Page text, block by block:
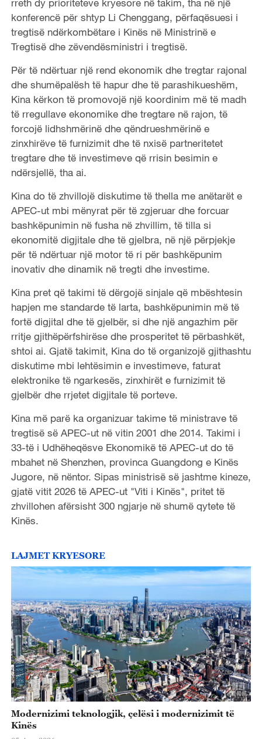
rreth dy prioriteteve kryesore në takim, tha në një
konferencë për shtyp Li Chenggang, përfaqësuesi i
tregtisë ndërkombëtare i Kinës në Ministrinë e
Tregtisë dhe zëvendësministri i tregtisë.
Për të ndërtuar një rend ekonomik dhe tregtar rajonal
dhe shumëpalësh të hapur dhe të parashikueshëm,
Kina kërkon të promovojë një koordinim më të madh
të rregullave ekonomike dhe tregtare në rajon, të
forcojë lidhshmërinë dhe qëndrueshmërinë e
zinxhirëve të furnizimit dhe të nxisë partneritetet
tregtare dhe të investimeve që rrisin besimin e
ndërsjellë, tha ai.
Kina do të zhvillojë diskutime të thella me anëtarët e
APEC-ut mbi mënyrat për të zgjeruar dhe forcuar
bashkëpunimin në fusha në zhvillim, të tilla si
ekonomitë digjitale dhe të gjelbra, në një përpjekje
për të ndërtuar një motor të ri për bashkëpunim
inovativ dhe dinamik në tregti dhe investime.
Kina pret që takimi të dërgojë sinjale që mbështesin
hapjen me standarde të larta, bashkëpunimin më të
fortë digjital dhe të gjelbër, si dhe një angazhim për
rritje gjithëpërfshirëse dhe prosperitet të përbashkët,
shtoi ai. Gjatë takimit, Kina do të organizojë gjithashtu
diskutime mbi lehtësimin e investimeve, faturat
elektronike të ngarkesës, zinxhirët e furnizimit të
gjelbër dhe rrjetet digjitale të porteve.
Kina më parë ka organizuar takime të ministrave të
tregtisë së APEC-ut në vitin 2001 dhe 2014. Takimi i
33-të i Udhëheqësve Ekonomikë të APEC-ut do të
mbahet në Shenzhen, provinca Guangdong e Kinës
Jugore, në nëntor. Sipas ministrisë së jashtme kineze,
gjatë vitit 2026 të APEC-ut "Viti i Kinës", pritet të
zhvillohen afërsisht 300 ngjarje në shumë qytete të
Kinës.
LAJMET KRYESORE
Modernizimi teknologjik, çelësi i modernizimit të
Kinës